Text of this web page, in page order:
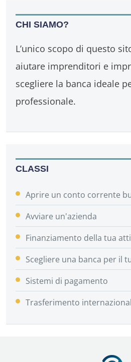
CHI SIAMO?
L’unico scopo di questo
aiutare imprenditori e
scegliere la banca ideale
professionale.
CLASSI
Aprire un conto corrente
Avviare un'azienda
Finanziamento della tua
Scegliere una banca per il
Sistemi di pagamento
Trasferimento